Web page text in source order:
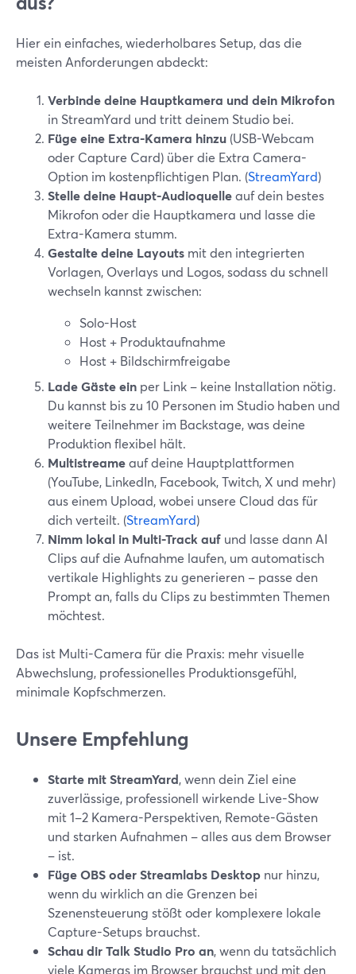
Hier ein einfaches, wiederholbares Setup, das die
meisten Anforderungen abdeckt:
Verbinde deine Hauptkamera und dein Mikrofon
in StreamYard und tritt deinem Studio bei.
Füge eine Extra-Kamera hinzu (USB-Webcam
oder Capture Card) über die Extra Camera-
Option im kostenpflichtigen Plan. (StreamYard)
Stelle deine Haupt-Audioquelleauf dein bestes
Mikrofon oder die Hauptkamera und lasse die
Extra-Kamera stumm.
Gestalte deine Layouts mit den integrierten
Vorlagen, Overlays und Logos, sodass du schnell
wechseln kannst zwischen:
Solo-Host
Host + Produktaufnahme
Host + Bildschirmfreigabe
Lade Gäste ein per Link – keine Installation nötig.
Du kannst bis zu 10 Personen im Studio haben und
weitere Teilnehmer im Backstage, was deine
Produktion flexibel hält.
Multistreameauf deine Hauptplattformen
(YouTube, LinkedIn, Facebook, Twitch, X und mehr)
aus einem Upload, wobei unsere Cloud das für
dich verteilt. (StreamYard)
Nimm lokal in Multi-Track auf und lasse dann AI
Clips auf die Aufnahme laufen, um automatisch
vertikale Highlights zu generieren – passe den
Prompt an, falls du Clips zu bestimmten Themen
möchtest.
Das ist Multi-Camera für die Praxis: mehr visuelle
Abwechslung, professionelles Produktionsgefühl,
minimale Kopfschmerzen.
Unsere Empfehlung
Starte mit StreamYard, wenn dein Ziel eine
zuverlässige, professionell wirkende Live-Show
mit 1–2 Kamera-Perspektiven, Remote-Gästen
und starken Aufnahmen – alles aus dem Browser
– ist.
Füge OBS oder Streamlabs Desktop nur hinzu,
wenn du wirklich an die Grenzen bei
Szenensteuerung stößt oder komplexere lokale
Capture-Setups brauchst.
Schau dir Talk Studio Pro an, wenn du tatsächlich
viele Kameras im Browser brauchst und mit den